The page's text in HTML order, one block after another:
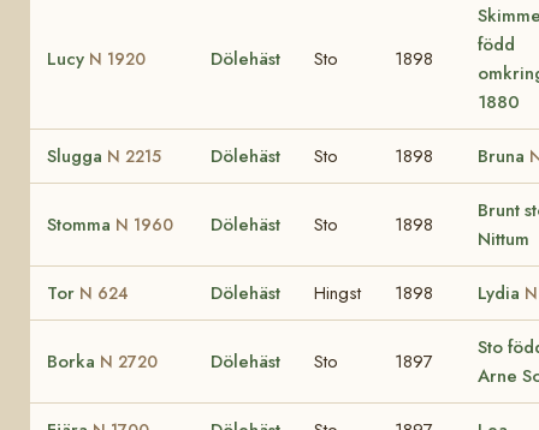
Lucy N 1920 Dölehäst Sto 1898
född
1880
Slugga N 2215 Dölehäst Sto 1898 Bruna
Stomma N 1960 Dölehäst Sto 1898
Brunt
Nittum
Tor N 624 Dölehäst Hingst 1898 Lydia
Borka N 2720 Dölehäst Sto 1897
Sto
Arne